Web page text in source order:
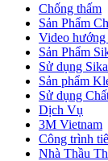
Chống thấm
Sản Phẩm
Video hướng
Sản Phẩm
Sử dụng Sika
Sản phẩm
Sử dụng
Dịch Vụ
3M Vietnam
Công trình
Nhà Thầu